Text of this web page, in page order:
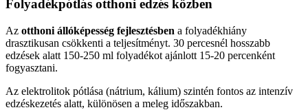
Folyadékpótlás otthoni edzés közben
Az otthoni állóképesség fejlesztésben a folyadékhiány
drasztikusan csökkenti a teljesítményt. 30 percesnél hosszabb
edzések alatt 150-250 ml folyadékot ajánlott 15-20 percenként
fogyasztani.
Az elektrolitok pótlása (nátrium, kálium) szintén fontos az intenzív
edzéskezetés alatt, különösen a meleg időszakban.